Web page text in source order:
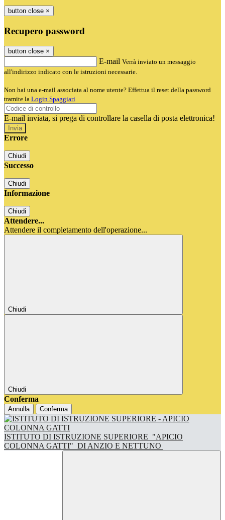
button close ×
Recupero password
button close ×
E-mail Verrà inviato un messaggio
all'indirizzo indicato con le istruzioni necessarie.
Non hai una e-mail associata al nome utente? Effettua il reset della password
tramite la Login Spaggiari
E-mail inviata, si prega di controllare la casella di posta elettronica!
Errore
Chiudi
Successo
Chiudi
Informazione
Chiudi
Attendere...
Attendere il completamento dell'operazione...
Chiudi
Chiudi
Conferma
Annulla Conferma
ISTITUTO DI ISTRUZIONE SUPERIORE "APICIO
COLONNA GATTI" DI ANZIO E NETTUNO